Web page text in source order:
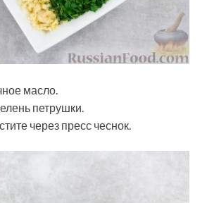
масло.
петрушки.
через пресс чеснок.